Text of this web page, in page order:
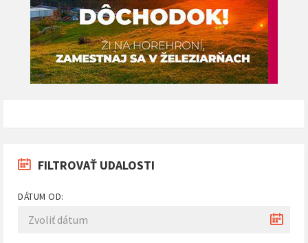
FILTROVAŤ UDALOSTI
DÁTUM OD: